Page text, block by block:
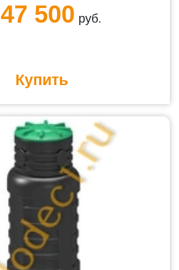
47 500 руб.
Купить